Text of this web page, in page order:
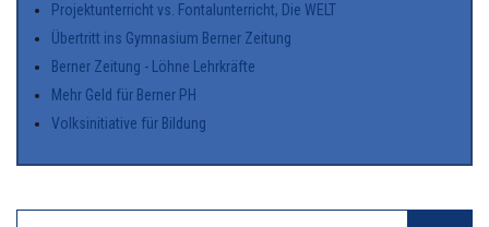
Projektunterricht vs. Fontalunterricht, Die WELT
Übertritt ins Gymnasium Berner Zeitung
Berner Zeitung - Löhne Lehrkräfte
Mehr Geld für Berner PH
Volksinitiative für Bildung